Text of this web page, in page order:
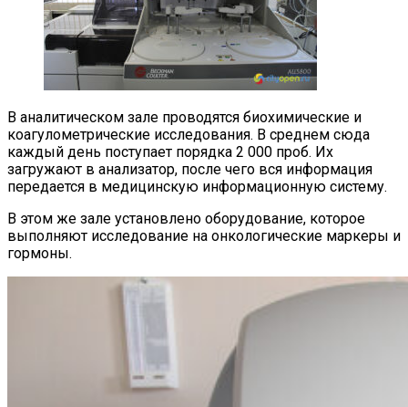
В аналитическом зале проводятся биохимические и
коагулометрические исследования. В среднем сюда
каждый день поступает порядка 2 000 проб. Их
загружают в анализатор, после чего вся информация
передается в медицинскую информационную систему.
В этом же зале установлено оборудование, которое
выполняют исследование на онкологические маркеры и
гормоны.